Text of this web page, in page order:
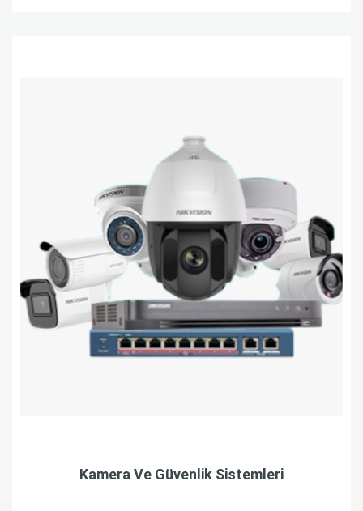
Kamera Ve Güvenlik Sistemleri